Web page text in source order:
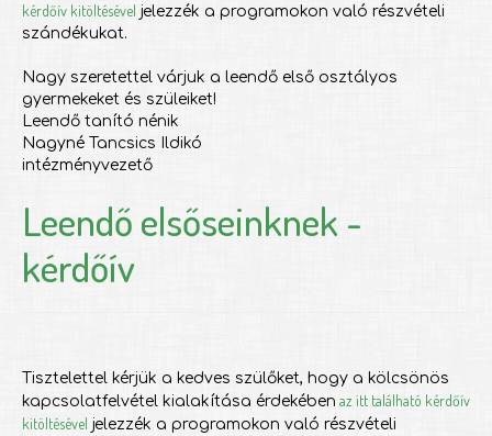
kérdőív kitöltésével jelezzék a programokon való részvételi
szándékukat.
Nagy szeretettel várjuk a leendő első osztályos
gyermekeket és szüleiket!
Leendő tanító nénik
Nagyné Tancsics Ildikó
intézményvezető
Leendő elsőseinknek -
kérdőív
Tisztelettel kérjük a kedves szülőket, hogy a kölcsönös
kapcsolatfelvétel kialakítása érdekében az itt található kérdőív
kitöltésével jelezzék a programokon való részvételi